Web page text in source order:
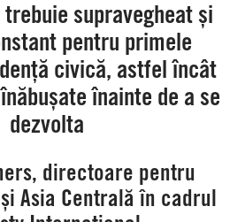
supravegheat și
pentru primele
civică, astfel încât
înainte de a se
dezvolta
directoare pentru
Asia Centrală în cadrul